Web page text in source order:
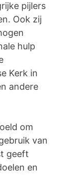
pijlers
Ook zij
hulp
Kerk in
andere
om
van
geeft
en